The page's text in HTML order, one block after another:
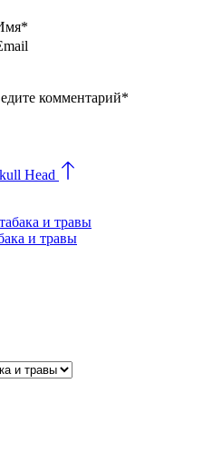
комментарий*
Head
и травы